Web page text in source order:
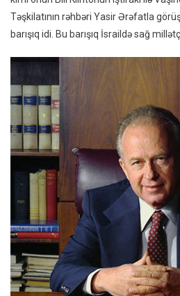
Təşkilatının rəhbəri Yasir Ərəfatla
barışıq idi. Bu barışıq İsraildə sağ